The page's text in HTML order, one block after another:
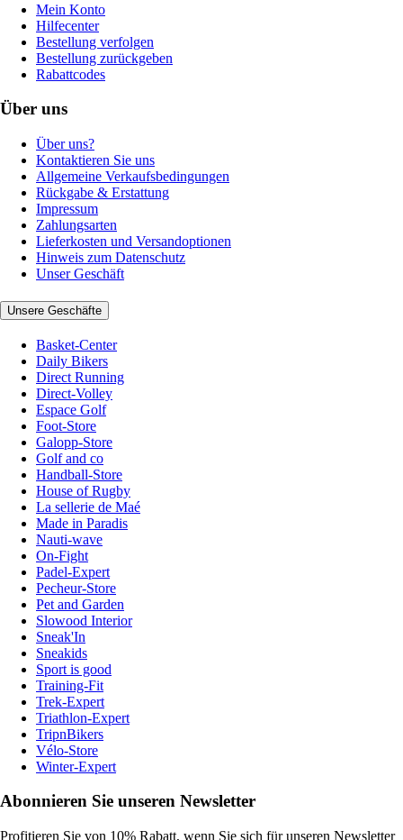
Mein Konto
Hilfecenter
Bestellung verfolgen
Bestellung zurückgeben
Rabattcodes
Über uns
Über uns?
Kontaktieren Sie uns
Allgemeine Verkaufsbedingungen
Rückgabe & Erstattung
Impressum
Zahlungsarten
Lieferkosten und Versandoptionen
Hinweis zum Datenschutz
Unser Geschäft
Unsere Geschäfte
Basket-Center
Daily Bikers
Direct Running
Direct-Volley
Espace Golf
Foot-Store
Galopp-Store
Golf and co
Handball-Store
House of Rugby
La sellerie de Maé
Made in Paradis
Nauti-wave
On-Fight
Padel-Expert
Pecheur-Store
Pet and Garden
Slowood Interior
Sneak'In
Sneakids
Sport is good
Training-Fit
Trek-Expert
Triathlon-Expert
TripnBikers
Vélo-Store
Winter-Expert
Abonnieren Sie unseren Newsletter
Profitieren Sie von 10% Rabatt, wenn Sie sich für unseren Newsletter